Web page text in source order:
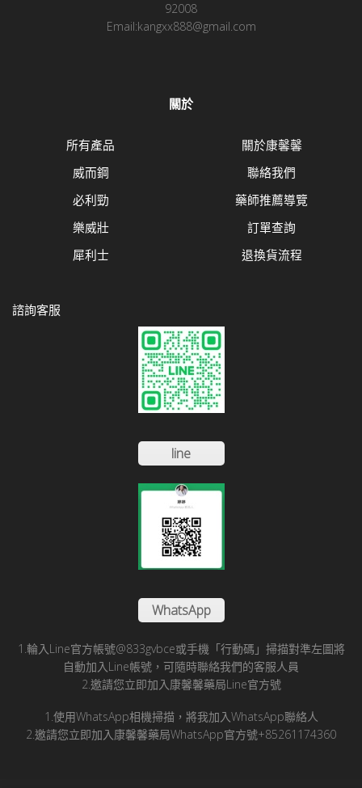
92008
Email:kangxx888@gmail.com
關於
所有產品
威而鋼
必利勁
樂威壯
犀利士
關於康馨馨
聯絡我們
藥師推薦導覽
訂單查詢
退換貨流程
諮詢客服
line
WhatsApp
1.輪入Line官方帳號@833gvbce或手機「行動碼」掃描對準左圖將
自動加入Line帳號，可隨時聯絡我們的客服人員
2.邀請您立即加入康馨馨藥局Line官方號
1.使用WhatsApp相機掃描，將我加入WhatsApp聯絡人
2.邀請您立即加入康馨馨藥局WhatsApp官方號+85261174360